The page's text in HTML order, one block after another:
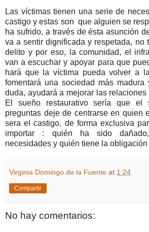
Las víctimas tienen una serie de
castigo y estas son que alguien se
ha sufrido, a través de ésta asunción
va a sentir dignificada y respetada, no
delito y por eso, la comunidad, el
van a escuchar y apoyar para que
hará que la víctima pueda volver a
fomentará una sociedad más
duda, ayudará a mejorar las relaciones
El sueño restaurativo sería que el
preguntas deje de centrarse en quien
sera el castigo, de forma exclusiva
importar : quién ha sido
necesidades y quién tiene la
Virginia Domingo de la Fuente at 1:24
Compartir
No hay comentarios: